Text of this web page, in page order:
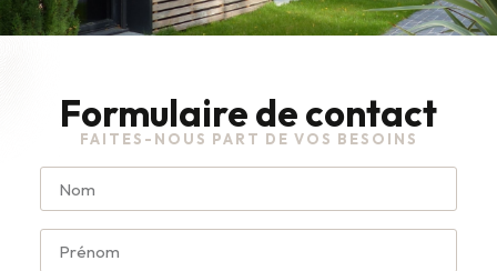
Formulaire de contact
FAITES-NOUS PART DE VOS BESOINS